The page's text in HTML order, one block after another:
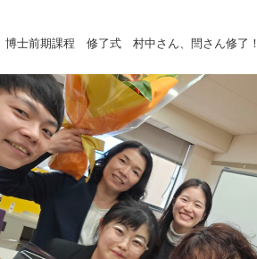
博士前期課程 修了式 村中さん、閆さん修了！